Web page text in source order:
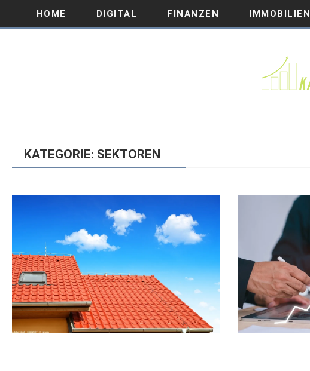
HOME DIGITAL FINANZEN IMMOBILIEN
KATEGORIE: SEKTOREN